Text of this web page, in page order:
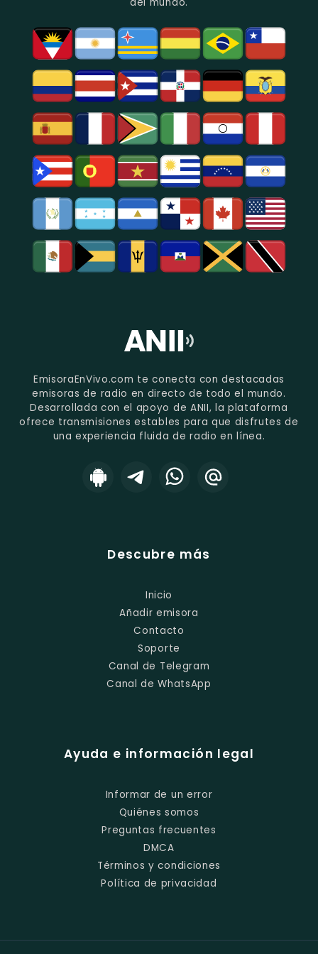
EmisoraEnVivo.com te conecta con destacadas
emisoras de radio en directo de todo el mundo.
Desarrollada con el apoyo de ANII, la plataforma
ofrece transmisiones estables para que disfrutes de
una experiencia fluida de radio en línea.
Descubre más
Inicio
Añadir emisora
Contacto
Soporte
Canal de Telegram
Canal de WhatsApp
Ayuda e información legal
Informar de un error
Quiénes somos
Preguntas frecuentes
DMCA
Términos y condiciones
Política de privacidad